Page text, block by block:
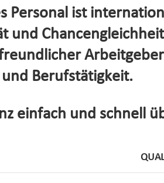
Personal ist
und
Berufstätigkeit.
einfach und schnell